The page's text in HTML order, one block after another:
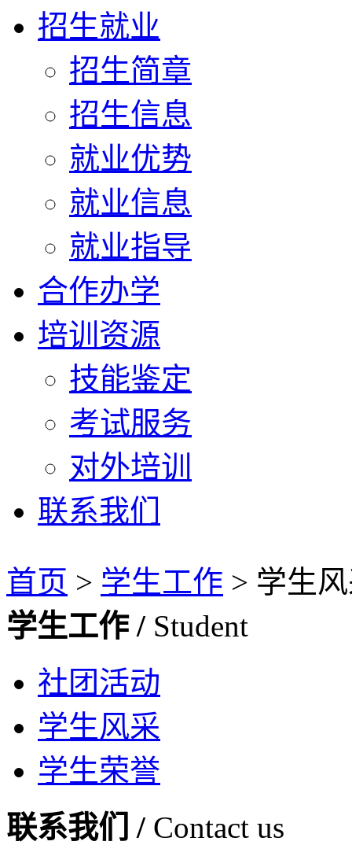
招生就业
招生简章
招生信息
就业优势
就业信息
就业指导
合作办学
培训资源
技能鉴定
考试服务
对外培训
联系我们
首页 > 学生工作 > 学生
学生工作 / Student
社团活动
学生风采
学生荣誉
联系我们 / Contact us